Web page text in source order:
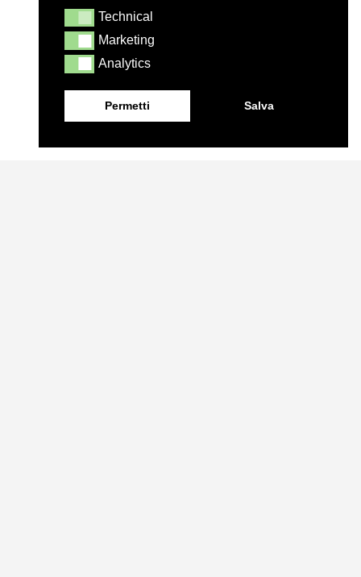
TechnicalTechnical
MarketingMarketing
AnalyticsAnalytics
Permetti Salva